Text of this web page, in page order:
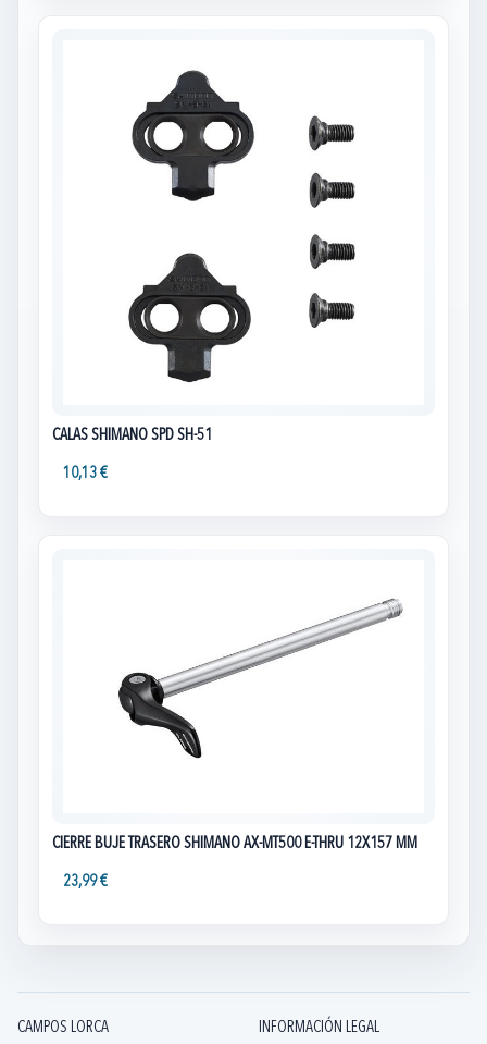
CALAS SHIMANO SPD SH-51
10,13 €
CIERRE BUJE TRASERO SHIMANO AX-MT500 E-THRU 12X157 MM
23,99 €
CAMPOS LORCA INFORMACIÓN LEGAL